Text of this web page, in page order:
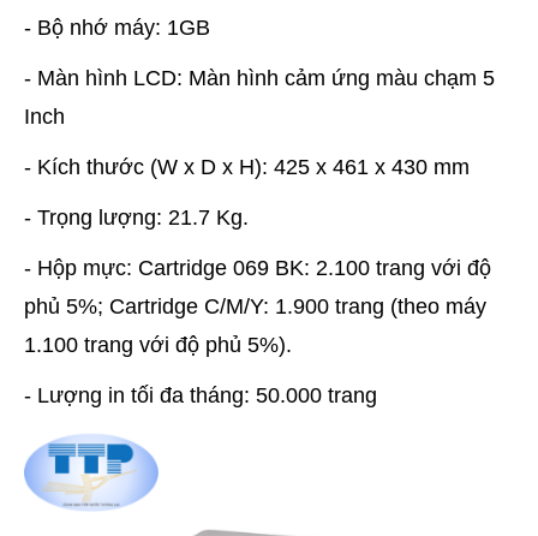
- Bộ nhớ máy: 1GB
- Màn hình LCD: Màn hình cảm ứng màu chạm 5
Inch
- Kích thước (W x D x H): 425 x 461 x 430 mm
- Trọng lượng: 21.7 Kg.
- Hộp mực: Cartridge 069 BK: 2.100 trang với độ
phủ 5%; Cartridge C/M/Y: 1.900 trang (theo máy
1.100 trang với độ phủ 5%).
- Lượng in tối đa tháng: 50.000 trang